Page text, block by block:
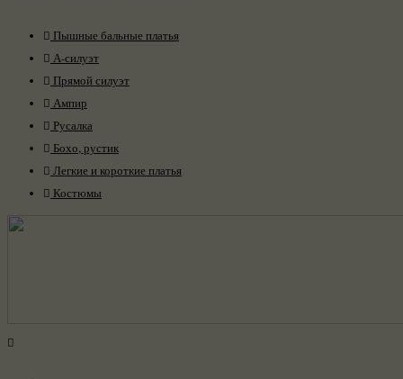
Пышные бальные платья
А-силуэт
Прямой силуэт
Ампир
Русалка
Бохо, рустик
Легкие и короткие платья
Костюмы